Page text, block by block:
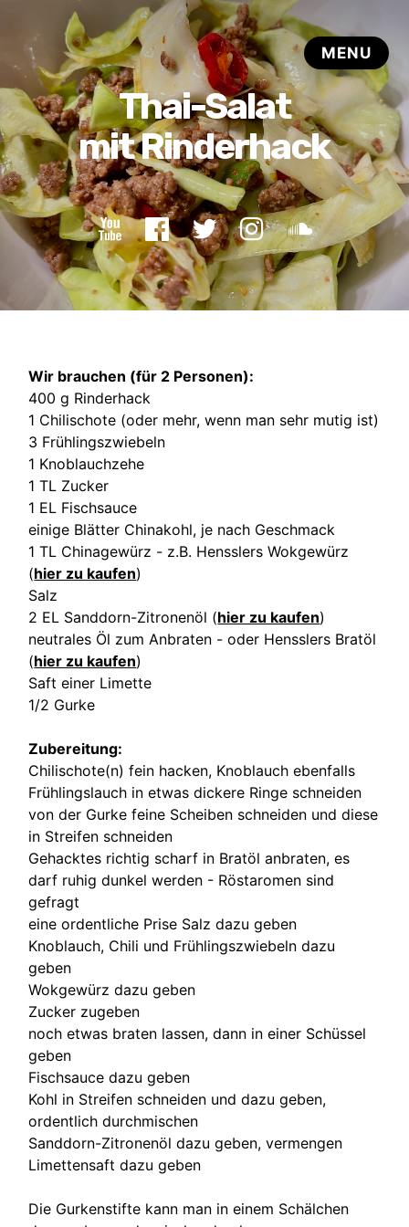
Wir brauchen (für 2 Personen):
400 g Rinderhack
1 Chilischote (oder mehr, wenn man sehr mutig ist)
3 Frühlingszwiebeln
1 Knoblauchzehe
1 TL Zucker
1 EL Fischsauce
einige Blätter Chinakohl, je nach Geschmack
1 TL Chinagewürz - z.B. Hensslers Wokgewürz
(hier zu kaufen)
Salz
2 EL Sanddorn-Zitronenöl (hier zu kaufen)
neutrales Öl zum Anbraten - oder Hensslers Bratöl
(hier zu kaufen)
Saft einer Limette
1/2 Gurke
Zubereitung:
Chilischote(n) fein hacken, Knoblauch ebenfalls
Frühlingslauch in etwas dickere Ringe schneiden
von der Gurke feine Scheiben schneiden und diese
in Streifen schneiden
Gehacktes richtig scharf in Bratöl anbraten, es
darf ruhig dunkel werden - Röstaromen sind
gefragt
eine ordentliche Prise Salz dazu geben
Knoblauch, Chili und Frühlingszwiebeln dazu
geben
Wokgewürz dazu geben
Zucker zugeben
noch etwas braten lassen, dann in einer Schüssel
geben
Fischsauce dazu geben
Kohl in Streifen schneiden und dazu geben,
ordentlich durchmischen
Sanddorn-Zitronenöl dazu geben, vermengen
Limettensaft dazu geben
Die Gurkenstifte kann man in einem Schälchen